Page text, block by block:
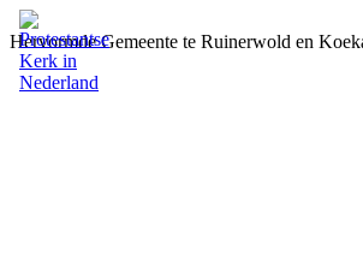
Hervormde Gemeente te Ruinerwold en